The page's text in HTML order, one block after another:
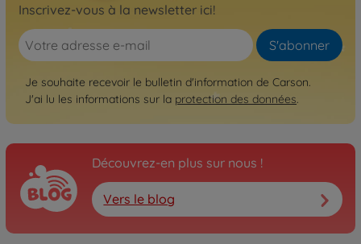
Inscrivez-vous à la newsletter ici!
S'abonner
Je souhaite recevoir le bulletin d'information de Carson.
J'ai lu les informations sur la protection des données.
Découvrez-en plus sur nous !
Vers le blog